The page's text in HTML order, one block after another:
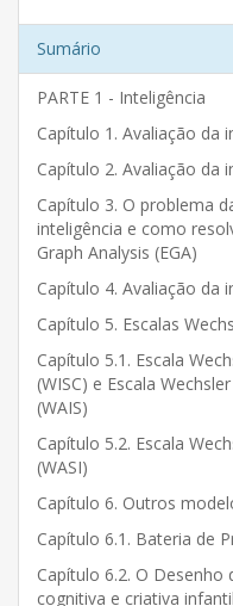
Sumário
PARTE 1 - Inteligência
Capítulo 1. Avaliação da
Capítulo 2. Avaliação da
Capítulo 3. O problema
inteligência e como
Graph Analysis (EGA)
Capítulo 4. Avaliação da
Capítulo 5. Escalas
Capítulo 5.1. Escala
(WISC) e Escala
(WAIS)
Capítulo 5.2. Escala
(WASI)
Capítulo 6. Outros
Capítulo 6.1. Bateria de
Capítulo 6.2. O Desenho
cognitiva e criativa infantil